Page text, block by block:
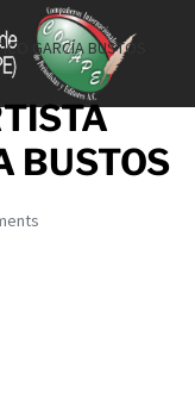
GARCÍA BUSTOS
BUSTOS